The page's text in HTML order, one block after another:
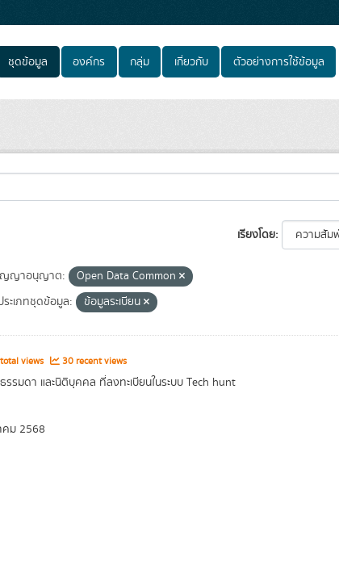
ชุดข้อมูล องค์กร กลุ่ม เกี่ยวกับ ตัวอย่างการใช้ข้อมูล
เรียงโดย
ญาอนุญาต:
Open Data Common
ระเภทชุดข้อมูล: ข้อมูลระเบียน
views 30 recent views
มดา และนิติบุคคล ที่ลงทะเบียนในระบบ Tech hunt
ม 2568